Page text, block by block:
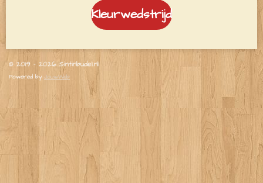
Kleurwedstrijd
© 2019 - 2026 Sintinbudel.nl
Powered by JouwWeb